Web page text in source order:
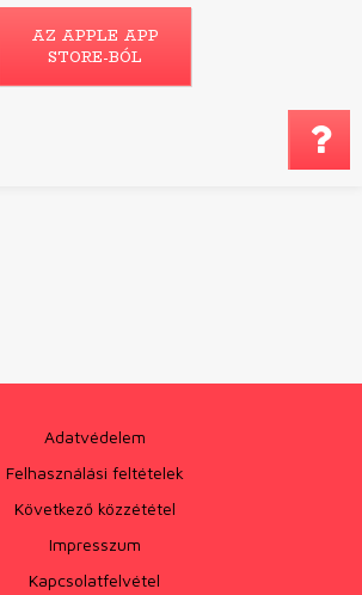
AZ APPLE APP
STORE-BÓL
Adatvédelem
Felhasználási feltételek
Következő közzététel
Impresszum
Kapcsolatfelvétel
Megjegyzés